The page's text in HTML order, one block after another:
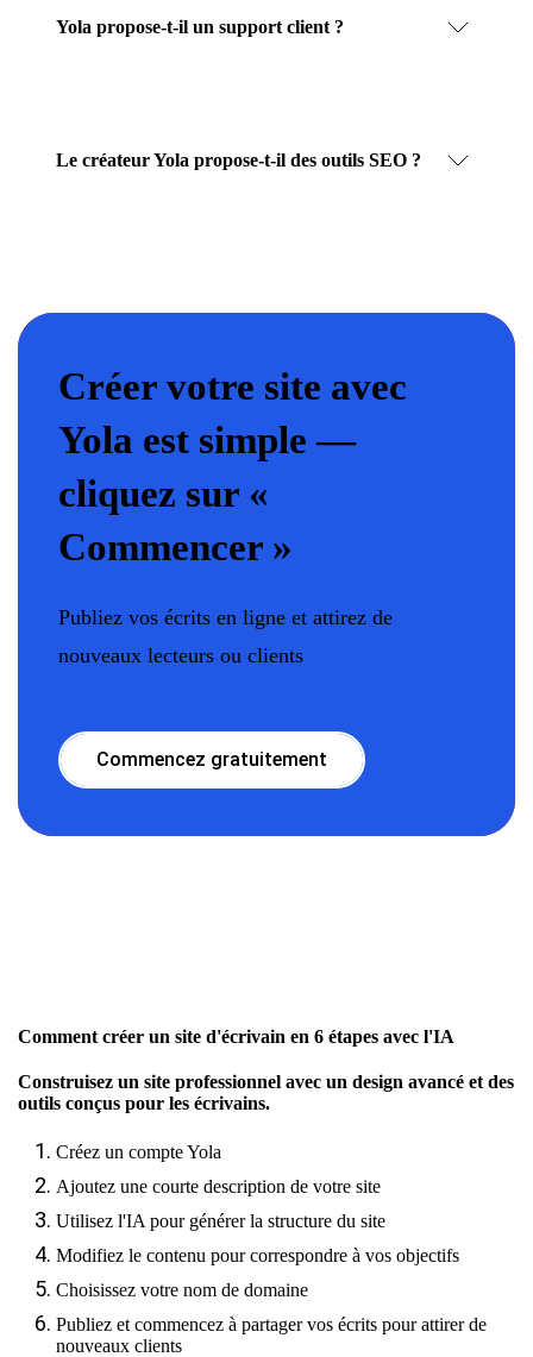
Yola propose-t-il un support client ?
Le créateur Yola propose-t-il des outils SEO ?
Créer votre site avec
Yola est simple —
cliquez sur «
Commencer »
Publiez vos écrits en ligne et attirez de
nouveaux lecteurs ou clients
Commencez gratuitement
Comment créer un site d'écrivain en 6 étapes avec l'IA
Construisez un site professionnel avec un design avancé et des
outils conçus pour les écrivains.
Créez un compte Yola
Ajoutez une courte description de votre site
Utilisez l'IA pour générer la structure du site
Modifiez le contenu pour correspondre à vos objectifs
Choisissez votre nom de domaine
Publiez et commencez à partager vos écrits pour attirer de
nouveaux clients